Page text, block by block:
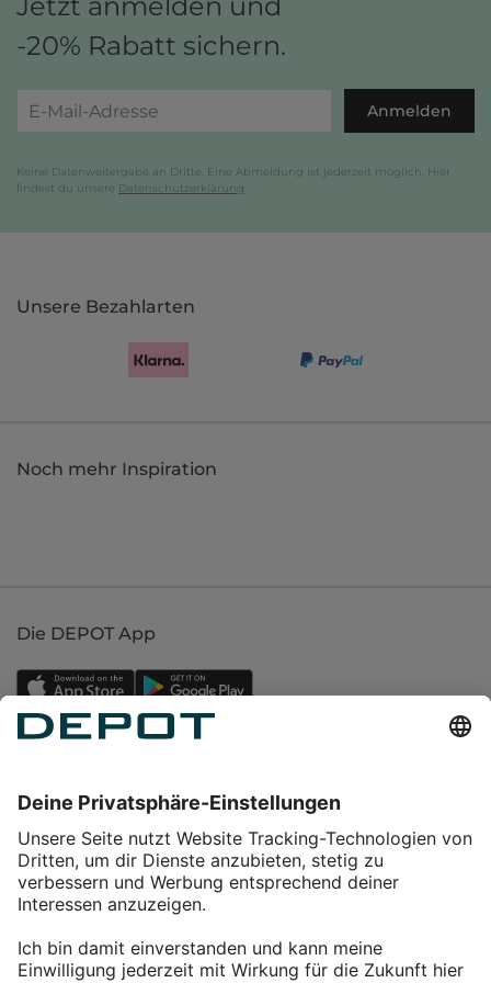
-20% Rabatt sichern.
Anmelden
Keine Datenweitergabe an Dritte. Eine Abmeldung ist jederzeit möglich. Hier
findest du unsere Datenschutzerklärung
Unsere Bezahlarten
Noch mehr Inspiration
Die DEPOT App
Service
Über DEPOT
Kontakt